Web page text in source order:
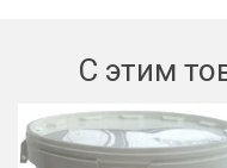
С этим